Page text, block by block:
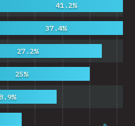
25%
27.2%
37.4%
41.2%